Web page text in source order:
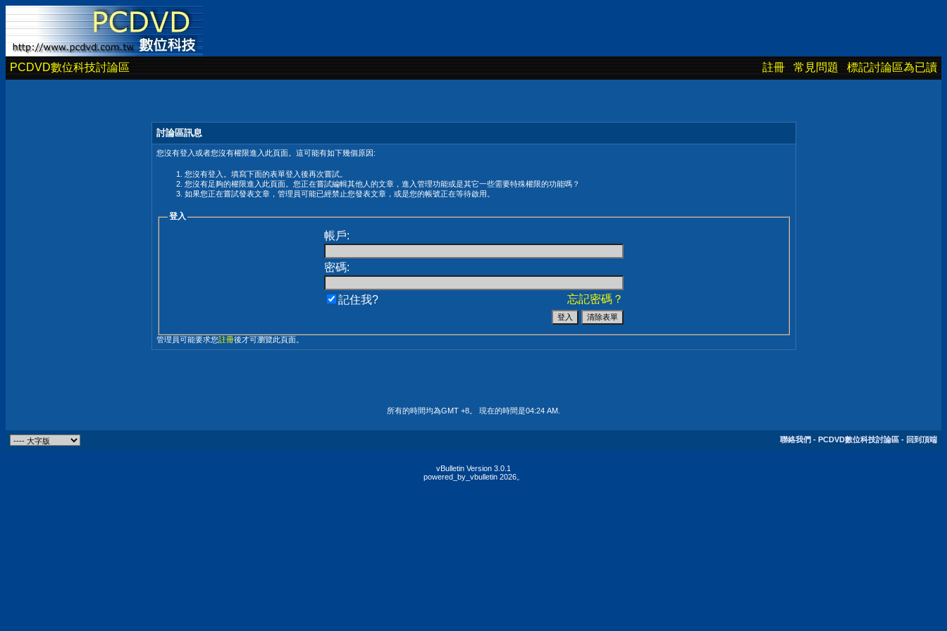
PCDVD數位科技討論區 註冊 常見問題 標記討論區為已讀
討論區訊息
您沒有登入或者您沒有權限進入此頁面。這可能有如下幾個原因:
您沒有登入。填寫下面的表單登入後再次嘗試。
您沒有足夠的權限進入此頁面。您正在嘗試編輯其他人的文章，進入管理功能或是其它一些需要特殊權限的功能嗎？
如果您正在嘗試發表文章，管理員可能已經禁止您發表文章，或是您的帳號正在等待啟用。
登入
帳戶:
密碼:
忘記密碼？
記住我?
管理員可能要求您註冊後才可瀏覽此頁面。
所有的時間均為GMT +8。 現在的時間是04:24 AM
聯絡我們 - PCDVD數位科技討論區 - 回到頂端
vBulletin Version 3.0.1
powered_by_vbulletin 2026。